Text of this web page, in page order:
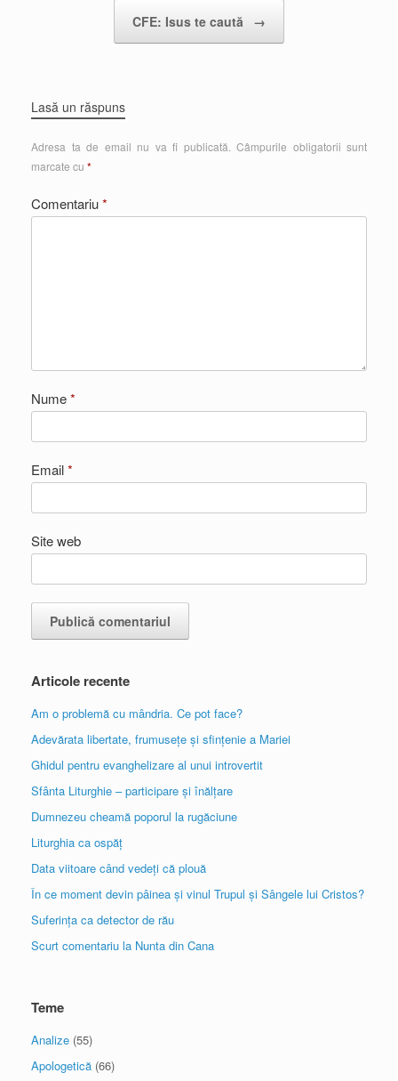
CFE: Isus te caută →
Lasă un răspuns
Adresa ta de email nu va fi publicată. Câmpurile obligatorii sunt
marcate cu *
Comentariu*
Nume*
Email*
Site web
Articole recente
Am o problemă cu mândria. Ce pot face?
Adevărata libertate, frumusețe și sfințenie a Mariei
Ghidul pentru evanghelizare al unui introvertit
Sfânta Liturghie – participare și înălțare
Dumnezeu cheamă poporul la rugăciune
Liturghia ca ospăț
Data viitoare când vedeți că plouă
În ce moment devin pâinea și vinul Trupul și Sângele lui Cristos?
Suferința ca detector de rău
Scurt comentariu la Nunta din Cana
Teme
Analize (55)
Apologetică (66)